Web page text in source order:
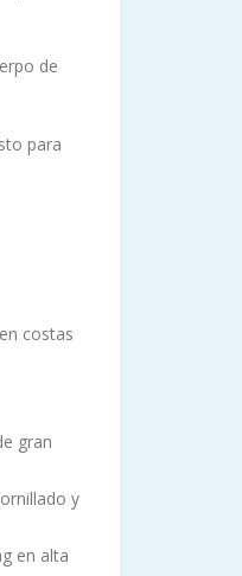
de
para
costas
gran
y
en alta